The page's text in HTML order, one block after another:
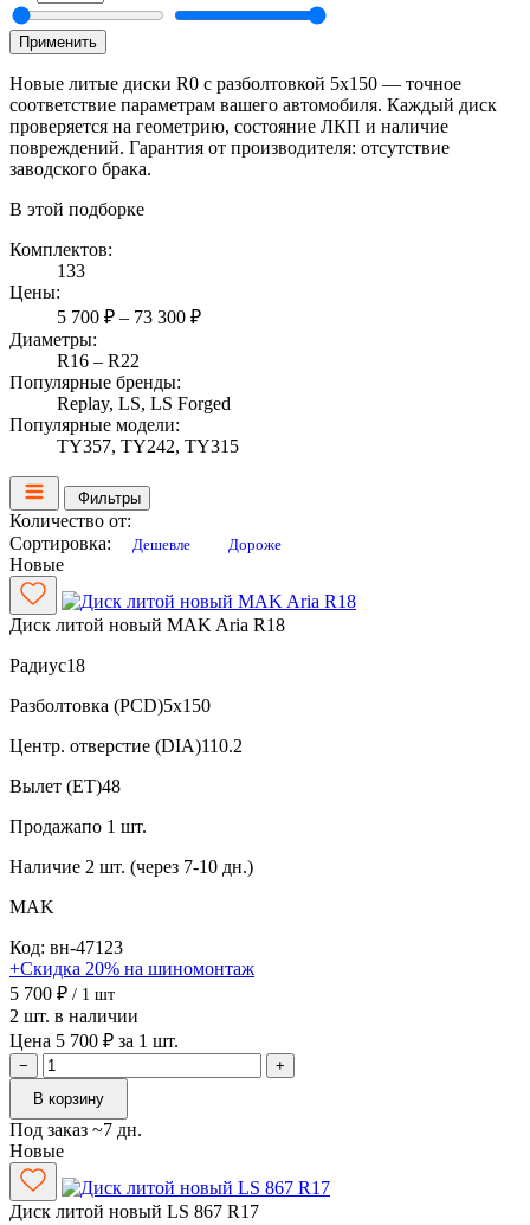
Применить
Новые литые диски R0 с разболтовкой 5x150 — точное
соответствие параметрам вашего автомобиля. Каждый диск
проверяется на геометрию, состояние ЛКП и наличие
повреждений. Гарантия от производителя: отсутствие
заводского брака.
В этой подборке
Комплектов:
133
Цены:
5 700 ₽ – 73 300 ₽
Диаметры:
R16 – R22
Популярные бренды:
Replay, LS, LS Forged
Популярные модели:
TY357, TY242, TY315
Фильтры
Количество от:
Сортировка:
Дешевле Дороже
Новые
Диск литой новый MAK Aria R18
Радиус18
Разболтовка (PCD)5x150
Центр. отверстие (DIA)110.2
Вылет (ET)48
Продажапо 1 шт.
Наличие 2 шт. (через 7-10 дн.)
MAK
Код: вн-47123
+Скидка 20% на шиномонтаж
5 700 ₽ / 1 шт
2 шт. в наличии
Цена 5 700 ₽ за 1 шт.
−
+
В корзину
Под заказ ~7 дн.
Новые
Диск литой новый LS 867 R17